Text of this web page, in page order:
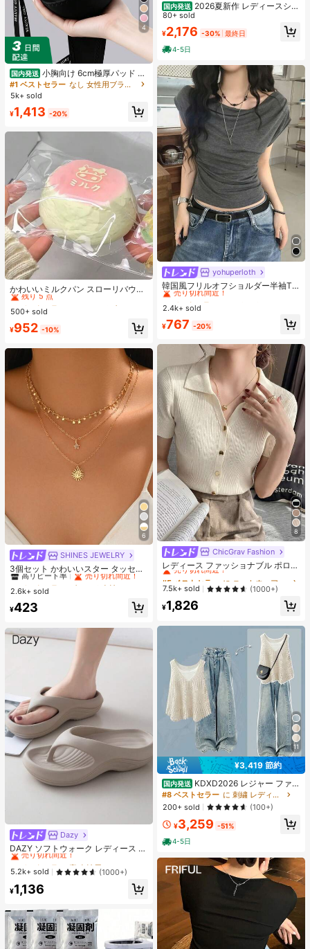
4
国内発送 小胸向け 6cm極厚パッド 盛
りブラ ノンワイヤー 谷間メイク シ
ームレス ボリュームアップ 美胸フィ
#1 ベストセラー
なし 女性用ブラジャーとブラレット
5k+ sold
¥1,413 -20%
かわいいミルクパン スローリバウン
ドおもちゃ、超ソフト ストレス解消
おもちゃ、クリーミーな粘性テクス
もちゃ、不安解消
#1 ベストセラー
残り 5 点
#1 ベストセラー
残り 5 点
#1 ベストセラー
残り 5 点
#1 ベストセラー
500+ sold
¥952 -10%
6
SHINES JEWELRY
3個セット かわいいスター タッセル
ネックレス、ミニマリストゴールド
太陽ペンダントネックレス、日常
に適したファッションジュエリー、
数はランダム
#1 ベストセラー
ゴールド 女性のチェーンネックレス
高リピート率
売り切れ間近！
#1 ベストセラー
ゴールド 女性のチェーンネックレス
高リピート率
#1 ベストセラー
ゴールド 女性のチェーンネックレス
高リピート率
#1 ベストセラー
売り切れ間近！
2.6k+ sold
¥423
Dazy
DAZY ソフトウォーク レディース E
VA ミッドヒール プラットフォーム
ビーチサンダル - 超軽量、通気性、
快適、滑り止め、ソフトソール、ビ
ーチ、休暇、家庭の自由時間、日常
着用に最適な ミニマリストデザイン
リントなし
#1 ベストセラー
売り切れ間近！
#1 ベストセラー
売り切れ間近！
#1 ベストセラー
売り切れ間近！
#1 ベストセラー
売り切れ間近！
5.2k+ sold (1000+)
¥1,136
国内発送 2026夏新作 レディースシャ
ツ 日系ナチュラルスタイル ロースタ
ンドカラー フリルデザイン 半袖トッ
プス 上品フェミニンゆったりシルエ
ット通気性抜群 薄手軽量 肌触り柔ら
か 体型カバー着痩せ効果 カジュアル
オフィスカジュアル
80+ sold
¥2,176 -30% 最終日
4-5日
yohuperloth
韓国風フリルオフショルダー半袖T
シャツ、フィットウエストスリミン
グ多用途トップ カジュアルサマー
#1 ベストセラー
売り切れ間近！
#1 ベストセラー
売り切れ間近！
#1 ベストセラー
売り切れ間近！
#1 ベストセラー
に カウルネック 女性用トップス、ブラウス、Tシャツ
2.4k+ sold
¥767 -20%
8
ChicGrav Fashion
レディース ファッショナブル ポロカ
ラー ラグラン 半袖 ニットTシャツ
軽量 万能カーディガントップ 春夏向
け エステティック 秋
#5 ベストセラー
に ニットウェア レディースニットウェア
売り切れ間近！
#5 ベストセラー
売り切れ間近！
#5 ベストセラー
売り切れ間近！
#5 ベストセラー
に ニットウェア レディースニットウェア
売り切れ間近！
7.5k+ sold (1000+)
¥1,826
11
¥3,419 節約
国内発送 KDXD2026 レジャー ファッ
ション ロングサイズ 夏服 女性 ワイ
ルドスタイル ボア付きトップス ワイ
ルドスタイル ロングスカート 3点セ
ット UVカット 軽量 通気性 袖付き
ヒップカバー効果 通気性抜群 サイズ
豊富
#8 ベストセラー
に 刺繍 レディースコーデ
200+ sold
(100+)
¥3,259 -51%
4-5日